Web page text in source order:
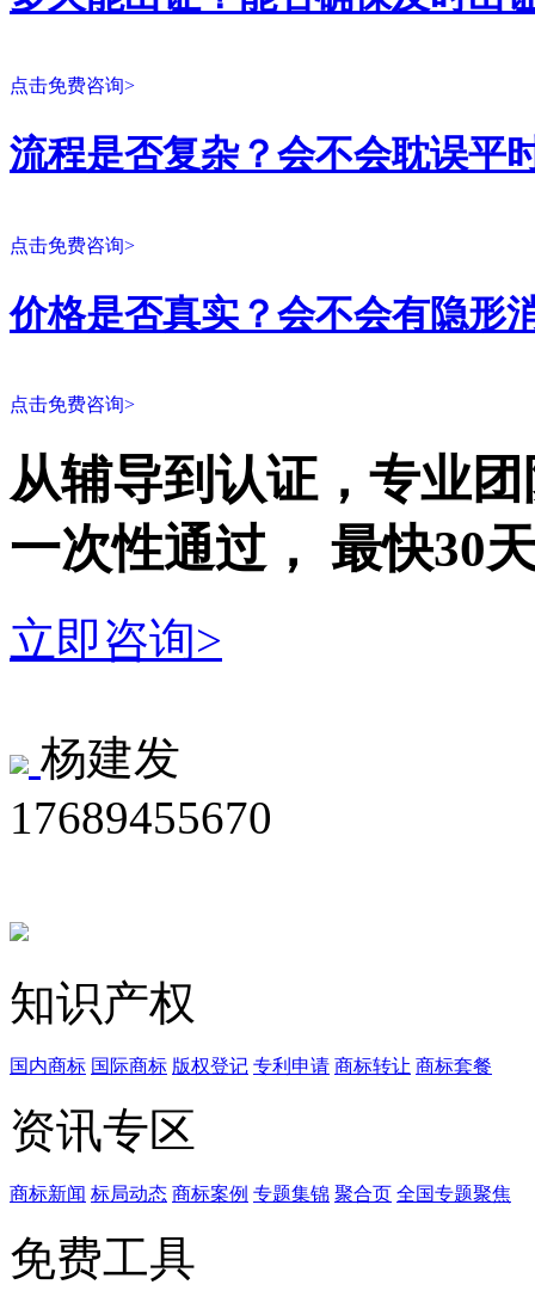
点击免费咨询>
流程是否复杂？会不会耽误平
点击免费咨询>
价格是否真实？会不会有隐形
点击免费咨询>
从辅导到认证，专业
一次性通过， 最快30
立即咨询>
杨建发
17689455670
知识产权
国内商标 国际商标 版权登记 专利申请 商标转让 商标套餐
资讯专区
商标新闻 标局动态 商标案例 专题集锦 聚合页 全国专题聚焦
免费工具